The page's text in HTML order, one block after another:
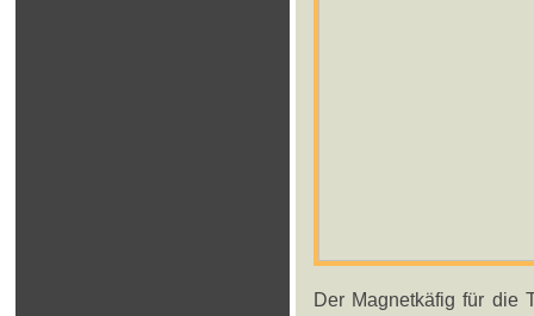
Der Magnetkäfig für die